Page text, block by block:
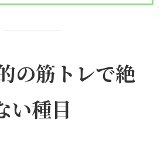
の筋トレで絶
い種目